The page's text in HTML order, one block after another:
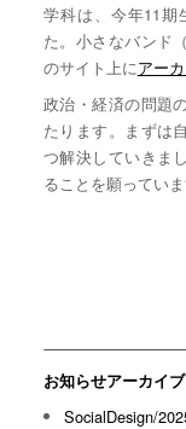
学科は、今年11期
た。小さなバンド
のサイト上にアー
政治・経済の問題
たります。まずは
つ解決していきま
ることを願っていま
お知らせアーカイブ
SocialDesign/